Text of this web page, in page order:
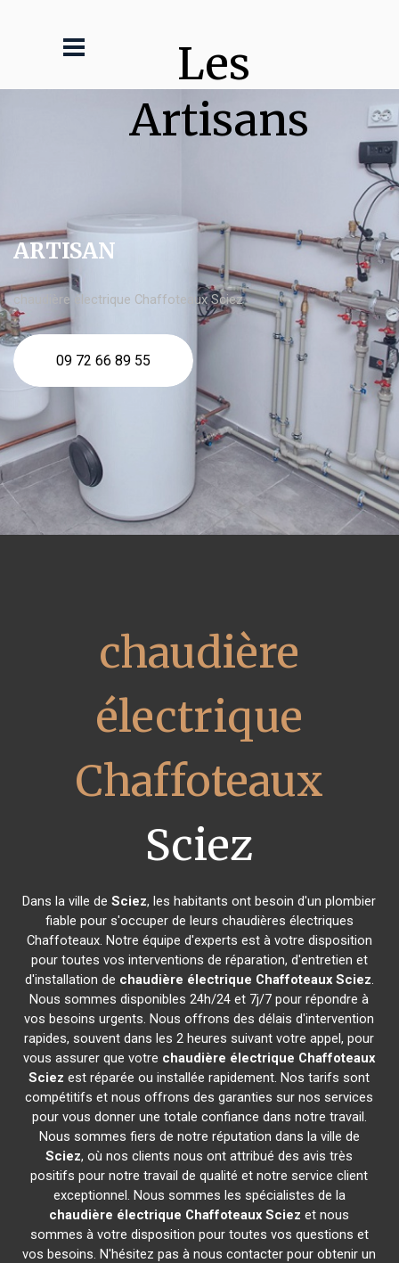
Les
Artisans
ARTISAN
chaudière électrique Chaffoteaux Sciez
09 72 66 89 55
chaudière
électrique
Chaffoteaux
Sciez
Dans la ville deSciez, les habitants ont besoin d'un plombier
fiable pour s'occuper de leurs chaudières électriques
Chaffoteaux. Notre équipe d'experts est à votre disposition
pour toutes vos interventions de réparation, d'entretien et
d'installation de chaudière électrique Chaffoteaux Sciez.
Nous sommes disponibles 24h/24 et 7j/7 pour répondre à
vos besoins urgents. Nous offrons des délais d'intervention
rapides, souvent dans les 2 heures suivant votre appel, pour
vous assurer que votre chaudière électrique Chaffoteaux
Sciez est réparée ou installée rapidement. Nos tarifs sont
compétitifs et nous offrons des garanties sur nos services
pour vous donner une totale confiance dans notre travail.
Nous sommes fiers de notre réputation dans la ville de
Sciez, où nos clients nous ont attribué des avis très
positifs pour notre travail de qualité et notre service client
exceptionnel. Nous sommes les spécialistes de la
chaudière électrique Chaffoteaux Sciez et nous
sommes à votre disposition pour toutes vos questions et
vos besoins. N'hésitez pas à nous contacter pour obtenir un